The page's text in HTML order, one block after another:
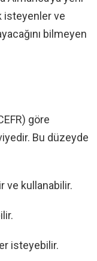
isteyenler ve
bilmeyen
göre
Bu düzeyde
ve kullanabilir.
isteyebilir.